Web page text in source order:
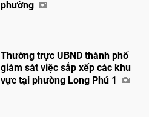
phường
Thường trực UBND thành phố
giám sát việc sắp xếp các khu
vực tại phường Long Phú 1